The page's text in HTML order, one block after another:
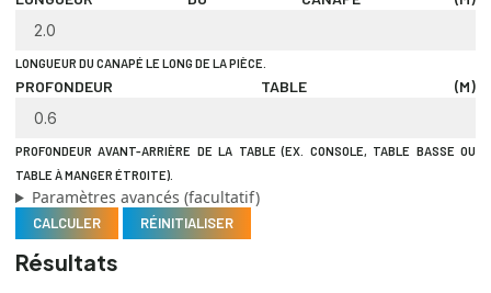
LONGUEUR DU CANAPÉ LE LONG DE LA PIÈCE.
PROFONDEUR TABLE (M)
PROFONDEUR AVANT-ARRIÈRE DE LA TABLE (EX. CONSOLE, TABLE BASSE OU
TABLE À MANGER ÉTROITE).
Paramètres avancés (facultatif)
CALCULER RÉINITIALISER
Résultats